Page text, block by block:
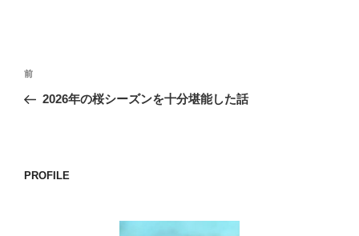
投
ナ
ー
前
の
前
2026年の桜シーズンを十分堪能した話
PROFILE